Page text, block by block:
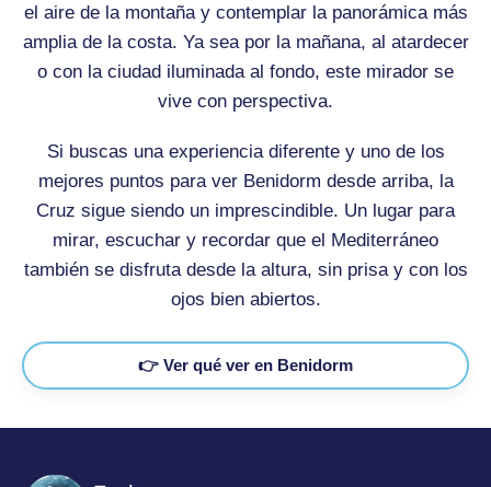
el aire de la montaña y contemplar la panorámica más
amplia de la costa. Ya sea por la mañana, al atardecer
o con la ciudad iluminada al fondo, este mirador se
vive con perspectiva.
Si buscas una experiencia diferente y uno de los
mejores puntos para ver Benidorm desde arriba, la
Cruz sigue siendo un imprescindible. Un lugar para
mirar, escuchar y recordar que el Mediterráneo
también se disfruta desde la altura, sin prisa y con los
ojos bien abiertos.
👉 Ver qué ver en Benidorm